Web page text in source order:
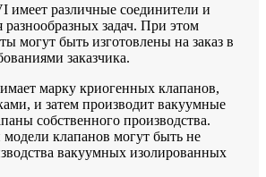
имеет различные соединители и
задач. При этом
могут быть изготовлены на заказ в
заказчика.
марку криогенных клапанов,
и затем производит вакуумные
собственного производства.
клапанов могут быть не
вакуумных изолированных